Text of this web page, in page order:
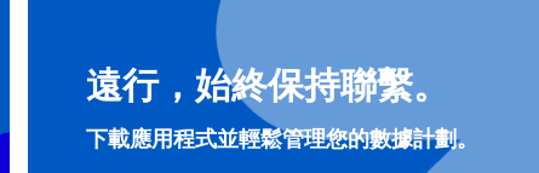
my eSim?
遠行，始終保持聯繫。
下載應用程式並輕鬆管理您的數據計劃。
登入或註冊